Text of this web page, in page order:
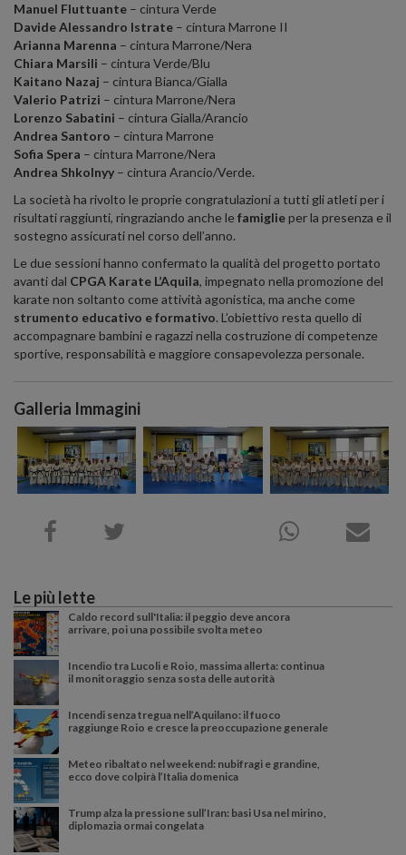
Manuel Fluttuante – cintura Verde
Davide Alessandro Istrate – cintura Marrone II
Arianna Marenna – cintura Marrone/Nera
Chiara Marsili – cintura Verde/Blu
Kaitano Nazaj – cintura Bianca/Gialla
Valerio Patrizi – cintura Marrone/Nera
Lorenzo Sabatini – cintura Gialla/Arancio
Andrea Santoro – cintura Marrone
Sofia Spera – cintura Marrone/Nera
Andrea Shkolnyy – cintura Arancio/Verde.
La società ha rivolto le proprie congratulazioni a tutti gli atleti per i
risultati raggiunti, ringraziando anche le famiglieper la presenza e il
sostegno assicurati nel corso dell’anno.
Le due sessioni hanno confermato la qualità del progetto portato
avanti dal CPGA Karate L’Aquila, impegnato nella promozione del
karate non soltanto come attività agonistica, ma anche come
strumento educativo e formativo. L’obiettivo resta quello di
accompagnare bambini e ragazzi nella costruzione di competenze
sportive, responsabilità e maggiore consapevolezza personale.
Galleria Immagini
Le più lette
Caldo record sull'Italia: il peggio deve ancora
arrivare, poi una possibile svolta meteo
Incendio tra Lucoli e Roio, massima allerta: continua
il monitoraggio senza sosta delle autorità
Incendi senza tregua nell’Aquilano: il fuoco
raggiunge Roio e cresce la preoccupazione generale
Meteo ribaltato nel weekend: nubifragi e grandine,
ecco dove colpirà l’Italia domenica
Trump alza la pressione sull’Iran: basi Usa nel mirino,
diplomazia ormai congelata